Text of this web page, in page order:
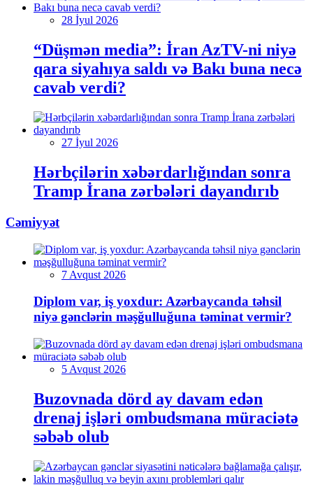
28 İyul 2026
“Düşmən media”: İran AzTV-ni niyə
qara siyahıya saldı və Bakı buna necə
cavab verdi?
27 İyul 2026
Hərbçilərin xəbərdarlığından sonra
Tramp İrana zərbələri dayandırıb
Cəmiyyət
7 Avqust 2026
Diplom var, iş yoxdur: Azərbaycanda təhsil
niyə gənclərin məşğulluğuna təminat vermir?
5 Avqust 2026
Buzovnada dörd ay davam edən
drenaj işləri ombudsmana müraciətə
səbəb olub